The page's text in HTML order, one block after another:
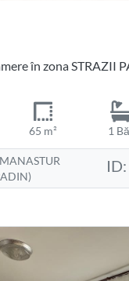
în zona STRAZII
65 m² 1